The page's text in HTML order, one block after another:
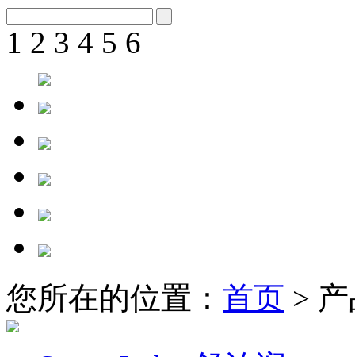
1 2 3 4 5 6
您所在的位置： 首页 >